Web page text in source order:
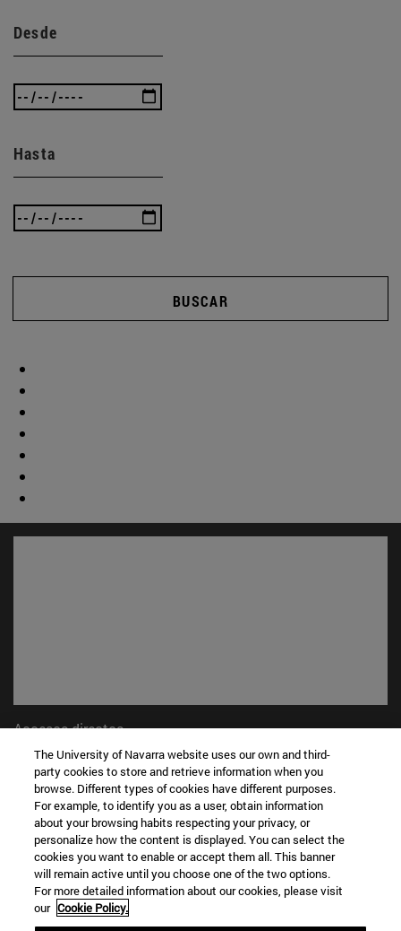
Desde
Hasta
BUSCAR
Accesos directos
Biblioteca(abre en nueva ventana)
Mi correo(abre en nueva ventana)
Aula virtual ADI(abre en nueva ventana)
Búsqueda de personas(abre en nueva ventana)
Trabaja con nosotros(abre en nueva ventana)
Información
TFNO +34 948 42 56 00
¿QUÉ GRADO TE INTERESA?
The University of Navarra website uses our own and third-
party cookies to store and retrieve information when you
browse. Different types of cookies have different purposes.
For example, to identify you as a user, obtain information
about your browsing habits respecting your privacy, or
personalize how the content is displayed. You can select the
cookies you want to enable or accept them all. This banner
will remain active until you choose one of the two options.
For more detailed information about our cookies, please visit
our Cookie Policy.